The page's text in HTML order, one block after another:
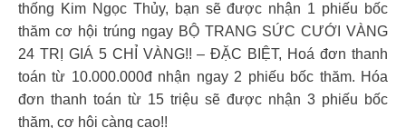
thống Kim Ngọc Thủy, bạn sẽ được nhận 1 phiếu bốc
thăm cơ hội trúng ngay BỘ TRANG SỨC CƯỚI VÀNG
24 TRỊ GIÁ 5 CHỈ VÀNG!! – ĐẶC BIỆT, Hoá đơn thanh
toán từ 10.000.000đ nhận ngay 2 phiếu bốc thăm. Hóa
đơn thanh toán từ 15 triệu sẽ được nhận 3 phiếu bốc
thăm, cơ hội càng cao!!